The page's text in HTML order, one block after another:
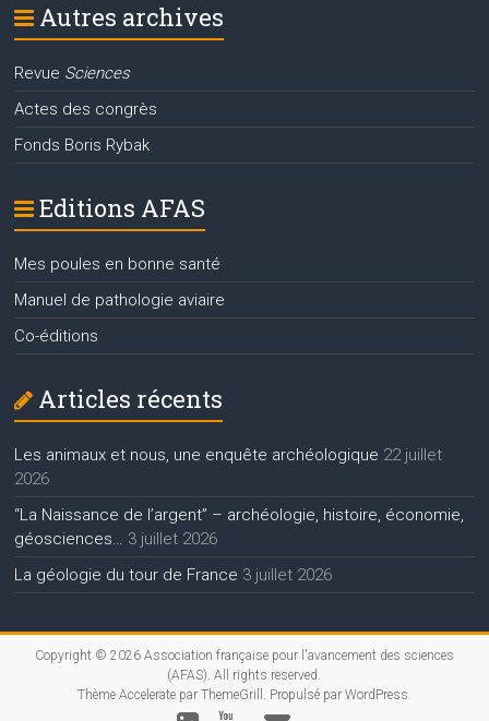
Autres archives
Revue Sciences
Actes des congrès
Fonds Boris Rybak
Editions AFAS
Mes poules en bonne santé
Manuel de pathologie aviaire
Co-éditions
Articles récents
Les animaux et nous, une enquête archéologique 22 juillet
2026
“La Naissance de l’argent” – archéologie, histoire, économie,
géosciences… 3 juillet 2026
La géologie du tour de France 3 juillet 2026
Copyright © 2026 Association française pour l'avancement des sciences
(AFAS). All rights reserved.
Thème Acceleratepar ThemeGrill. Propulsé par WordPress.